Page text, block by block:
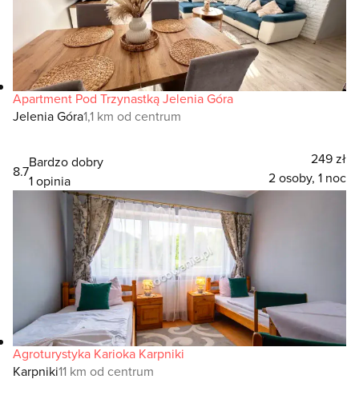
Apartment Pod Trzynastką Jelenia Góra
Jelenia Góra1,1 km od centrum
8.7
Bardzo dobry
1 opinia
249 zł
2 osoby, 1 noc
Agroturystyka Karioka Karpniki
Karpniki11 km od centrum